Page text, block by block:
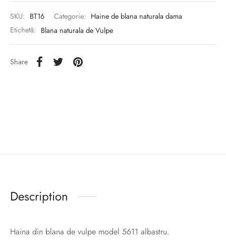
SKU: BT16 Categorie: Haine de blana naturala dama
Etichetă: Blana naturala de Vulpe
Share
Description
Haina din blana de vulpe model 5611 albastru.